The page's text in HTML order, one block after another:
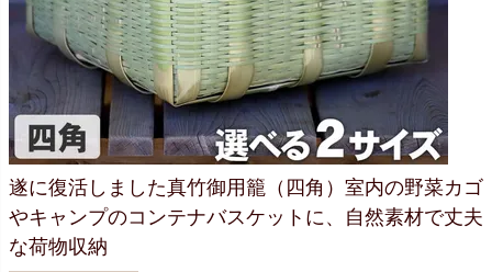
遂に復活しました真竹御用籠（四角） 室内の野菜カゴ
やキャンプのコンテナバスケットに、 自然素材で丈夫
な荷物収納